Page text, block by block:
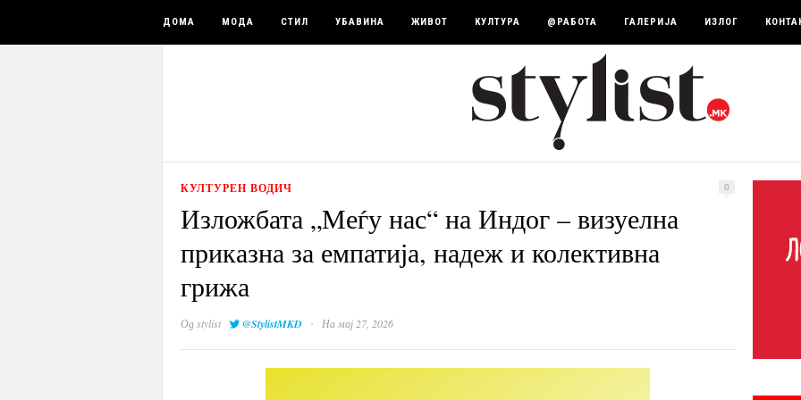
ДОМА МОДА СТИЛ УБАВИНА ЖИВОТ КУЛТУРА @РАБОТА ГАЛЕРИЈА ИЗЛОГ
КУЛТУРЕН ВОДИЧ 0
Изложбата „Меѓу нас“ на Индог – визуелна
приказна за емпатија, надеж и колективна
грижа
Одstylist @StylistMKD · На мај 27, 2026